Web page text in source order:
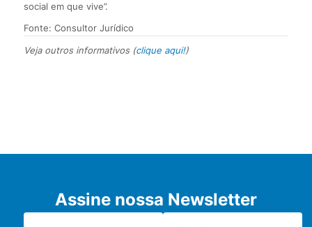
social em que vive”.
Fonte: Consultor Jurídico
Veja outros informativos (clique aqui!)
Assine nossa Newsletter